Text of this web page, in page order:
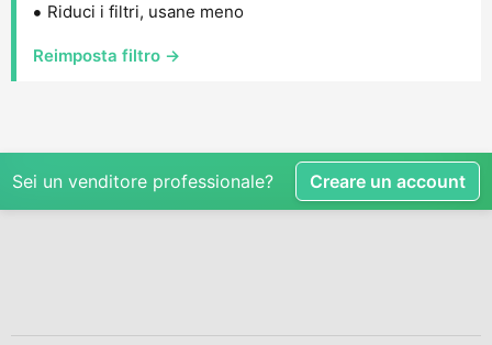
Riduci i filtri, usane meno
Reimposta filtro →
Sei un venditore professionale? Creare un account